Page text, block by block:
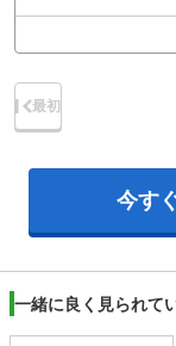
最初
今す
一緒に良く見られて